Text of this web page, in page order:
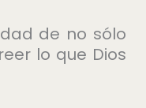
de no sólo
lo que Dios